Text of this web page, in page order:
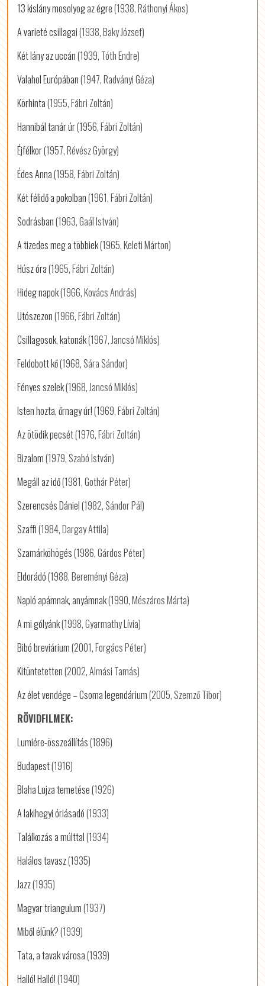
13 kislány mosolyog az égre(1938, Ráthonyi Ákos)
A varieté csillagai(1938, Baky József)
Két lány az uccán(1939, Tóth Endre)
Valahol Európában(1947, Radványi Géza)
Körhinta(1955, Fábri Zoltán)
Hannibál tanár úr(1956, Fábri Zoltán)
Éjfélkor(1957, Révész György)
Édes Anna(1958, Fábri Zoltán)
Két félidő a pokolban(1961, Fábri Zoltán)
Sodrásban(1963, Gaál István)
A tizedes meg a többiek(1965, Keleti Márton)
Húsz óra(1965, Fábri Zoltán)
Hideg napok(1966, Kovács András)
Utószezon(1966, Fábri Zoltán)
Csillagosok, katonák(1967, Jancsó Miklós)
Feldobott kő(1968, Sára Sándor)
Fényes szelek(1968, Jancsó Miklós)
Isten hozta, őrnagy úr!(1969, Fábri Zoltán)
Az ötödik pecsét(1976, Fábri Zoltán)
Bizalom(1979, Szabó István)
Megáll az idő(1981, Gothár Péter)
Szerencsés Dániel(1982, Sándor Pál)
Szaffi(1984, Dargay Attila)
Szamárköhögés(1986, Gárdos Péter)
Eldorádó(1988, Bereményi Géza)
Napló apámnak, anyámnak(1990, Mészáros Márta)
A mi gólyánk(1998, Gyarmathy Lívia)
Bibó breviárium(2001, Forgács Péter)
Kitüntetetten(2002, Almási Tamás)
Az élet vendége – Csoma legendárium(2005, Szemző Tibor)
RÖVIDFILMEK:
Lumiére-összeállítás(1896)
Budapest(1916)
Blaha Lujza temetése(1926)
A lakihegyi óriásadó(1933)
Találkozás a múlttal(1934)
Halálos tavasz(1935)
Jazz(1935)
Magyar triangulum(1937)
Miből élünk?(1939)
Tata, a tavak városa(1939)
Halló! Halló!(1940)